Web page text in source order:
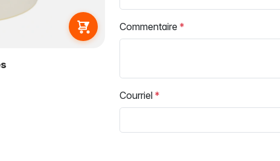
Commentaire
Courriel